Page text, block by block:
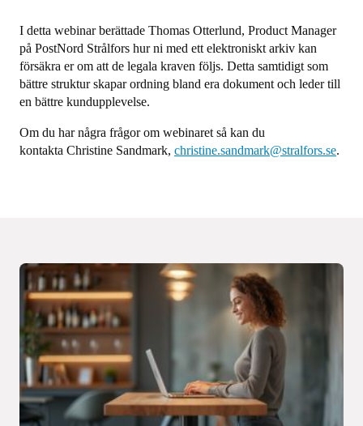
I detta webinar berättade Thomas Otterlund, Product Manager
på PostNord Strålfors hur ni med ett elektroniskt arkiv kan
försäkra er om att de legala kraven följs. Detta samtidigt som
bättre struktur skapar ordning bland era dokument och leder till
en bättre kundupplevelse.
Om du har några frågor om webinaret så kan du
kontakta Christine Sandmark, christine.sandmark@stralfors.se.